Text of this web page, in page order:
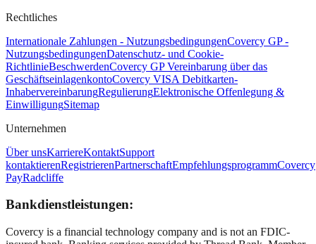
Rechtliches
Internationale Zahlungen - NutzungsbedingungenCovercy GP -
NutzungsbedingungenDatenschutz- und Cookie-
RichtlinieBeschwerdenCovercy GP Vereinbarung über das
GeschäftseinlagenkontoCovercy VISA Debitkarten-
InhabervereinbarungRegulierungElektronische Offenlegung &
EinwilligungSitemap
Unternehmen
Über unsKarriereKontaktSupport
kontaktierenRegistrierenPartnerschaftEmpfehlungsprogrammCovercy
PayRadcliffe
Bankdienstleistungen:
Covercy is a financial technology company and is not an FDIC-